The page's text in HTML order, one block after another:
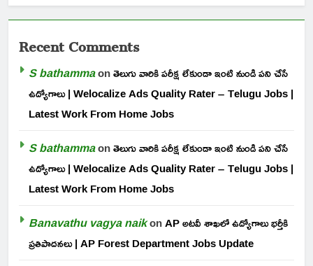
Recent Comments
S bathammaonతెలుగు వారికి పరీక్ష లేకుండా ఇంటి నుండి పని చేసే
ఉద్యోగాలు | Welocalize Ads Quality Rater – Telugu Jobs |
Latest Work From Home Jobs
S bathammaonతెలుగు వారికి పరీక్ష లేకుండా ఇంటి నుండి పని చేసే
ఉద్యోగాలు | Welocalize Ads Quality Rater – Telugu Jobs |
Latest Work From Home Jobs
Banavathu vagya naikonAP అటవీ శాఖలో ఉద్యోగాలు భర్తీకి
ప్రతిపాదనలు | AP Forest Department Jobs Update